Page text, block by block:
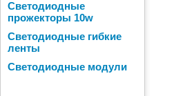
Светодиодные
прожекторы 10w
Светодиодные гибкие
ленты
Светодиодные модули